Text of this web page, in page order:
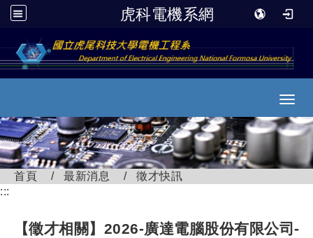
虎科電機系網
跳到主要內容
首頁 最新消息
徵才快訊
:::
【徵才相關】2026-廣達電腦股份有限公司-